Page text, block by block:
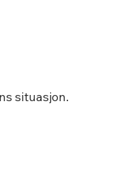
situasjon.